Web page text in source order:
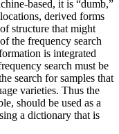
based, it is “dumb,”
derived forms
structure that might
the frequency search
is integrated
search must be
search for samples that
varieties. Thus the
should be used as a
a dictionary that is